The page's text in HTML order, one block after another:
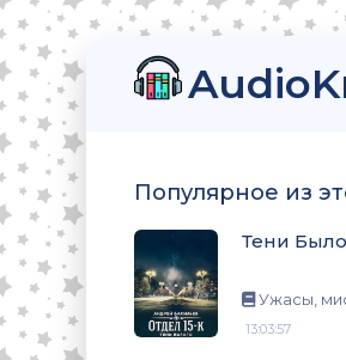
Популярное из
Тени
Ужасы,
13:03:57
части.